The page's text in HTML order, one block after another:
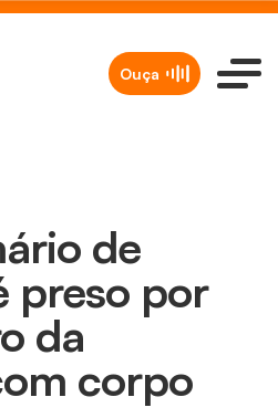
Ouça
de
preso por
da
corpo